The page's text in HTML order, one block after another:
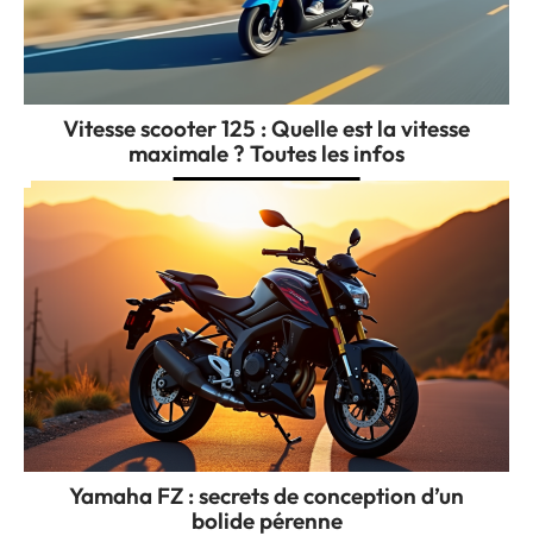
Vitesse scooter 125 : Quelle est la vitesse
maximale ? Toutes les infos
Yamaha FZ : secrets de conception d’un
bolide pérenne